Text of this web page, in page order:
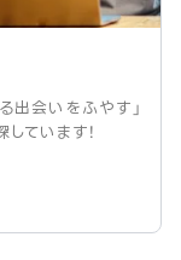
出会いをふやす」
ています！